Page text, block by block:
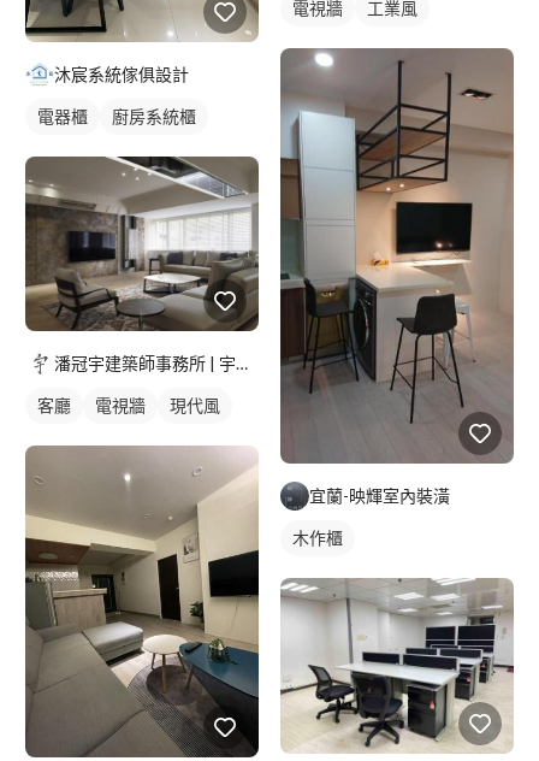
沐宸系統傢俱設計
電器櫃 廚房系統櫃
潘冠宇建築師事務所 | 宇椽室內設計
客廳 電視牆 現代風
電視牆 工業風
宜蘭-映輝室內裝潢
木作櫃